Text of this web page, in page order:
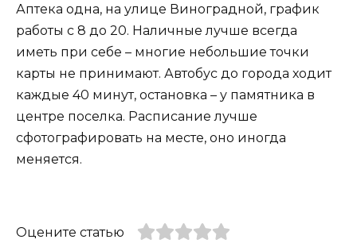
Аптека одна, на улице Виноградной, график
работы с 8 до 20. Наличные лучше всегда
иметь при себе – многие небольшие точки
карты не принимают. Автобус до города ходит
каждые 40 минут, остановка – у памятника в
центре поселка. Расписание лучше
сфотографировать на месте, оно иногда
меняется.
Оцените статью